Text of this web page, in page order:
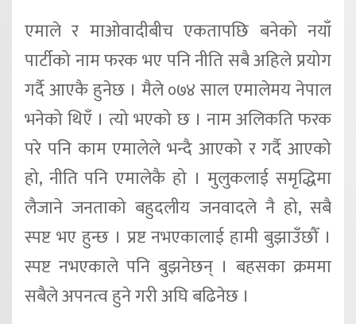
एमाले र माओवादीबीच एकतापछि बनेको नयाँ
पार्टीको नाम फरक भए पनि नीति सबै अहिले प्रयोग
गर्दै आएकै हुनेछ । मैले ०७४ साल एमालेमय नेपाल
भनेको थिएँ । त्यो भएको छ । नाम अलिकति फरक
परे पनि काम एमालेले भन्दै आएको र गर्दै आएको
हो, नीति पनि एमालेकै हो । मुलुकलाई समृद्धिमा
लैजाने जनताको बहुदलीय जनवादले नै हो, सबै
स्पष्ट भए हुन्छ । प्रष्ट नभएकालाई हामी बुझाउँछौँ ।
स्पष्ट नभएकाले पनि बुझनेछन् । बहसका क्रममा
सबैले अपनत्व हुने गरी अघि बढिनेछ ।